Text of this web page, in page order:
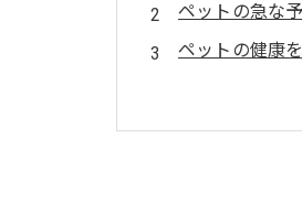
ペットの急な
ペットの健康
丁寧な運転手
ペットの緊急